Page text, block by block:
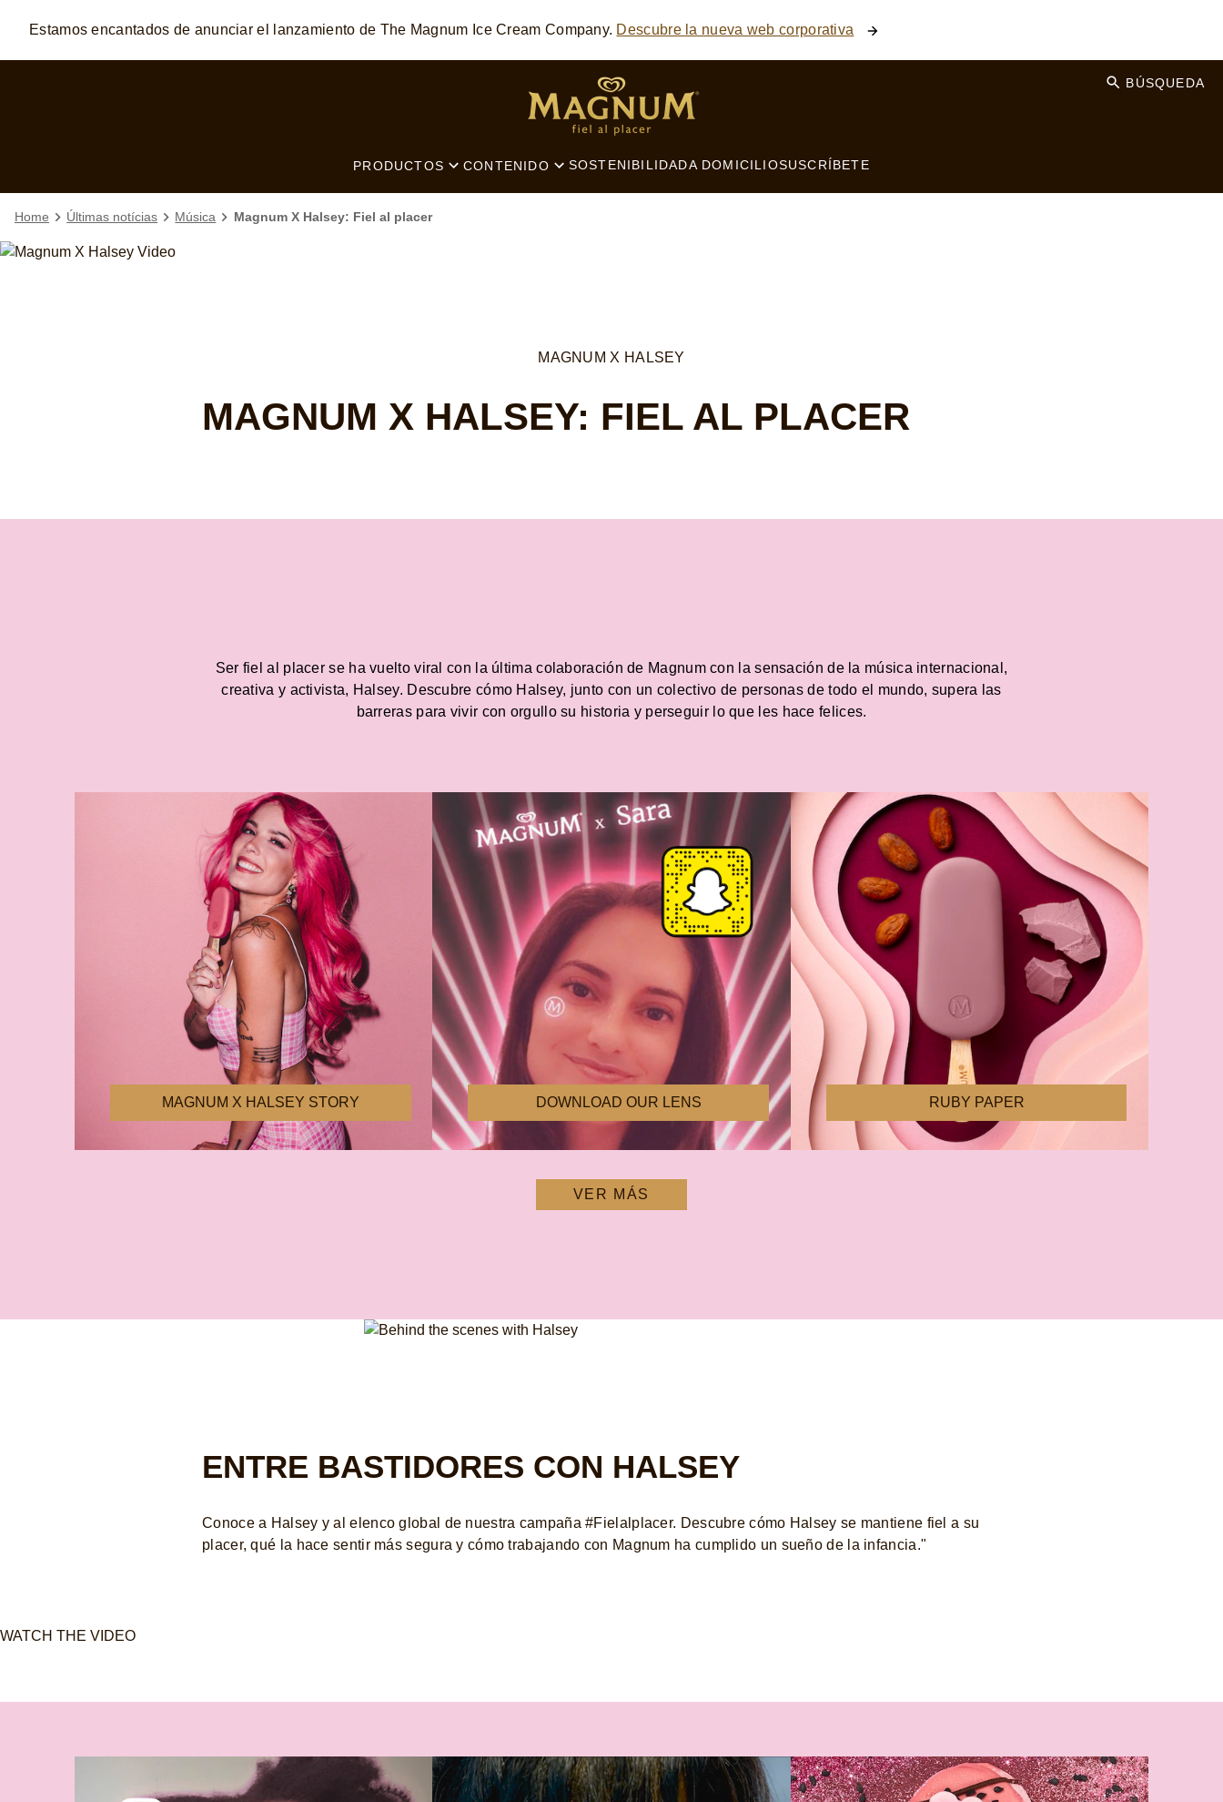
Skip to: MAIN CONTENT FOOTER SEARCH
Estamos encantados de anunciar el lanzamiento de The Magnum Ice Cream Company. Descubre la nueva web corporativa
PRODUCTOS CONTENIDO SOSTENIBILIDADA DOMICILIOSUSCRÍBETE
BÚSQUEDA
Home Últimas notícias Música Magnum X Halsey: Fiel al placer
MAGNUM X HALSEY
MAGNUM X HALSEY: FIEL AL PLACER
Ser fiel al placer se ha vuelto viral con la última colaboración de Magnum con la sensación de la música internacional,
creativa y activista, Halsey. Descubre cómo Halsey, junto con un colectivo de personas de todo el mundo, supera las
barreras para vivir con orgullo su historia y perseguir lo que les hace felices.
MAGNUM X HALSEY STORY DOWNLOAD OUR LENS RUBY PAPER
VER MÁS
ENTRE BASTIDORES CON HALSEY
Conoce a Halsey y al elenco global de nuestra campaña #Fielalplacer. Descubre cómo Halsey se mantiene fiel a su
placer, qué la hace sentir más segura y cómo trabajando con Magnum ha cumplido un sueño de la infancia."
WATCH THE VIDEO